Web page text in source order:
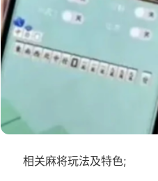
相关麻将玩法及特色;